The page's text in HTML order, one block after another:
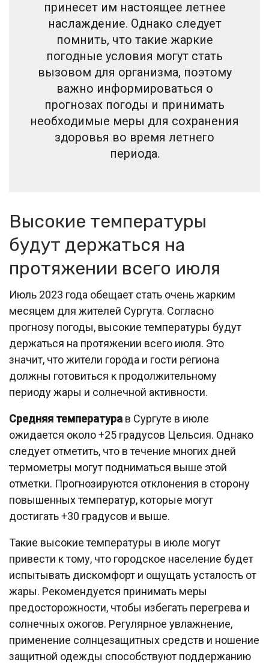
принесет им настоящее летнее
наслаждение. Однако следует
помнить, что такие жаркие
погодные условия могут стать
вызовом для организма, поэтому
важно информироваться о
прогнозах погоды и принимать
необходимые меры для сохранения
здоровья во время летнего
периода.
Высокие температуры
будут держаться на
протяжении всего июля
Июль 2023 года обещает стать очень жарким
месяцем для жителей Сургута. Согласно
прогнозу погоды, высокие температуры будут
держаться на протяжении всего июля. Это
значит, что жители города и гости региона
должны готовиться к продолжительному
периоду жары и солнечной активности.
Средняя температура в Сургуте в июле
ожидается около +25 градусов Цельсия. Однако
следует отметить, что в течение многих дней
термометры могут подниматься выше этой
отметки. Прогнозируются отклонения в сторону
повышенных температур, которые могут
достигать +30 градусов и выше.
Такие высокие температуры в июле могут
привести к тому, что городское население будет
испытывать дискомфорт и ощущать усталость от
жары. Рекомендуется принимать меры
предосторожности, чтобы избегать перегрева и
солнечных ожогов. Регулярное увлажнение,
применение солнцезащитных средств и ношение
защитной одежды способствуют поддержанию